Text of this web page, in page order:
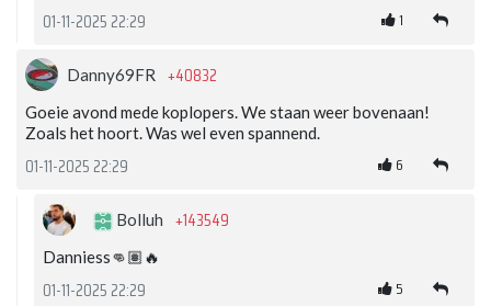
01-11-2025 22:29 1
Danny69FR +40832
Goeie avond mede koplopers. We staan weer bovenaan!
Zoals het hoort. Was wel even spannend.
01-11-2025 22:29 6
Bolluh +143549
Danniess👊🏽🔥
01-11-2025 22:29 5